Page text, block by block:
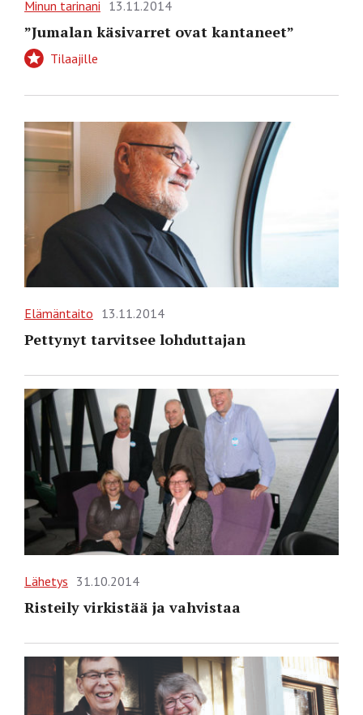
Minun tarinani 13.11.2014
”Jumalan käsivarret ovat kantaneet”
Tilaajille
Elämäntaito 13.11.2014
Pettynyt tarvitsee lohduttajan
Lähetys 31.10.2014
Risteily virkistää ja vahvistaa